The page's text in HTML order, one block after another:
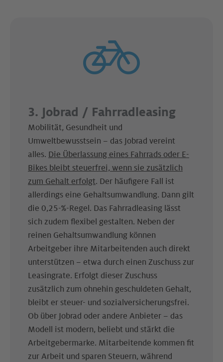
3. Jobrad / Fahrradleasing
Mobilität, Gesundheit und
Umweltbewusstsein – das Jobrad vereint
alles. Die Überlassung eines Fahrrads oder E-
Bikes bleibt steuerfrei, wenn sie zusätzlich
zum Gehalt erfolgt. Der häufigere Fall ist
allerdings eine Gehalts­umwandlung. Dann gilt
die 0,25-%-Regel. Das Fahrradleasing lässt
sich zudem flexibel gestalten. Neben der
reinen Gehaltsumwandlung können
Arbeitgeber ihre Mitarbeitenden auch direkt
unterstützen – etwa durch einen Zuschuss zur
Leasingrate. Erfolgt dieser Zuschuss
zusätzlich zum ohnehin geschuldeten Gehalt,
bleibt er steuer- und sozialversicherungsfrei.
Ob über Jobrad oder andere Anbieter – das
Modell ist modern, beliebt und stärkt die
Arbeitgebermarke. Mitarbeitende kommen fit
zur Arbeit und sparen Steuern, während